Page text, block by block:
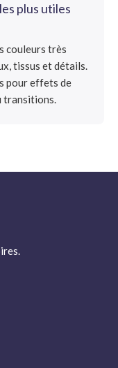
plus utiles
couleurs très
tissus et détails.
pour effets de
transitions.